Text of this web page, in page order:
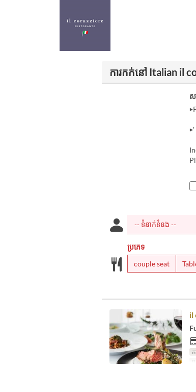
ការកក់នៅ Italian il
ស
ប្រភេទ
couple seat
il